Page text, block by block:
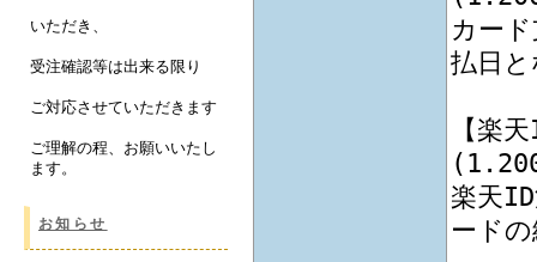
いただき、
受注確認等は出来る限り
ご対応させていただきます
ご理解の程、お願いいたし
ます。
お知らせ
カー
払日
【楽
楽天
ード